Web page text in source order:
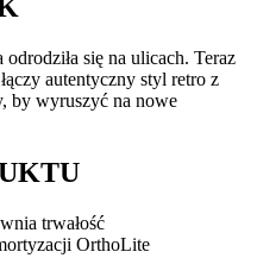
się na ulicach. Teraz
autentyczny styl retro z
by wyruszyć na nowe
trwałość
OrthoLite